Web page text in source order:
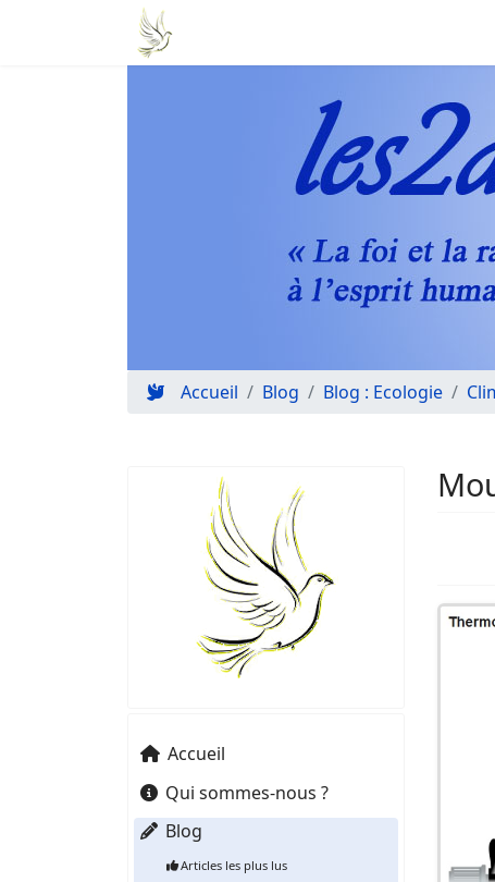
Accueil Blog Blog : Ecologie
Accueil
Qui sommes-nous ?
Blog
Articles les plus lus